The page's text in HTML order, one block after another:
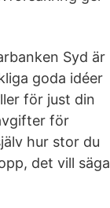
Syd är
goda idéer
för just din
för
hur stor du
det vill säga